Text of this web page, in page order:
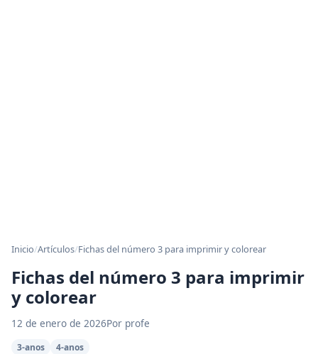
Inicio/Artículos/Fichas del número 3 para imprimir y colorear
Fichas del número 3 para imprimir
y colorear
12 de enero de 2026Por profe
3-anos 4-anos